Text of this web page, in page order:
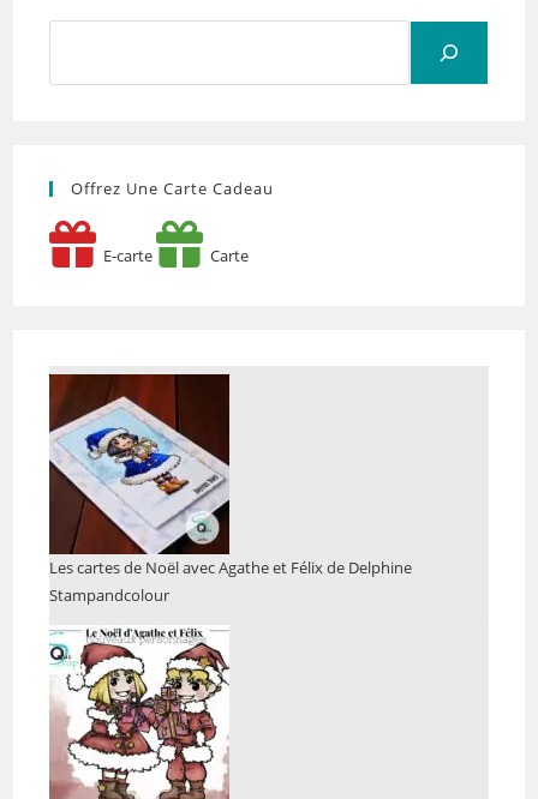
Offrez Une Carte Cadeau
E-carte Carte
Les cartes de Noël avec Agathe et Félix de Delphine
Stampandcolour